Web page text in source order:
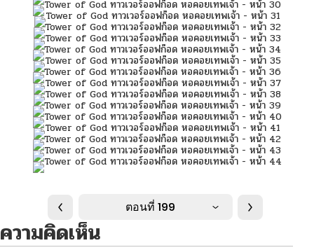
ตอนที่ 199
ความคิดเห็น